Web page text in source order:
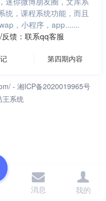
统，课程系统功能，而且
，小程序，app.......
馈：联系qq客服
第四期内容
- 湘ICP备2020019965号
王系统
消息 我的